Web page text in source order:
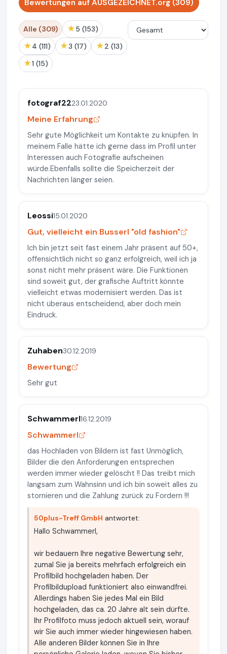
Bewertungen auf AUSGEZEICHNET.org (309)
Alle (309) ★ 5 (153)
★ 4 (111) ★ 3 (17) ★ 2 (13)
★ 1 (15)
fotograf2223.01.2020
Meine Erfahrung
Sehr gute Möglichkeit um Kontakte zu knüpfen. In
meinem Falle hätte ich gerne dass im Profil unter
Interessen auch Fotografie aufscheinen
würde.Ebenfalls sollte die Speicherzeit der
Nachrichten länger seien.
Leossi15.01.2020
Gut, vielleicht ein Busserl "old fashion"
Ich bin jetzt seit fast einem Jahr präsent auf 50+,
offensichtlich nicht so ganz erfolgreich, weil ich ja
sonst nicht mehr präsent wäre. Die Funktionen
sind soweit gut, der grafische Auftritt könnte
vielleicht etwas modernisiert werden. Das ist
nicht überaus entscheidend, aber doch mein
Eindruck.
Zuhaben30.12.2019
Bewertung
Sehr gut
Schwammerl16.12.2019
Schwammerl
das Hochladen von Bildern ist fast Unmöglich,
Bilder die den Anforderungen entsprechen
werden immer wieder gelöscht !! Das treibt mich
langsam zum Wahnsinn und ich bin soweit alles zu
stornieren und die Zahlung zurück zu Fordern !!!
50plus-Treff GmbH antwortet:
Hallo Schwammerl,
wir bedauern Ihre negative Bewertung sehr,
zumal Sie ja bereits mehrfach erfolgreich ein
Profilbild hochgeladen haben. Der
Profilbildupload funktioniert also einwandfrei.
Allerdings haben Sie jedes Mal ein Bild
hochgeladen, das ca. 20 Jahre alt sein dürfte.
Ihr Profilfoto muss jedoch aktuell sein, worauf
wir Sie auch immer wieder hingewiesen haben.
Alle anderen Bilder können Sie in Ihre